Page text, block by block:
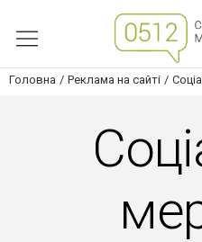
Головна Реклама на сайті